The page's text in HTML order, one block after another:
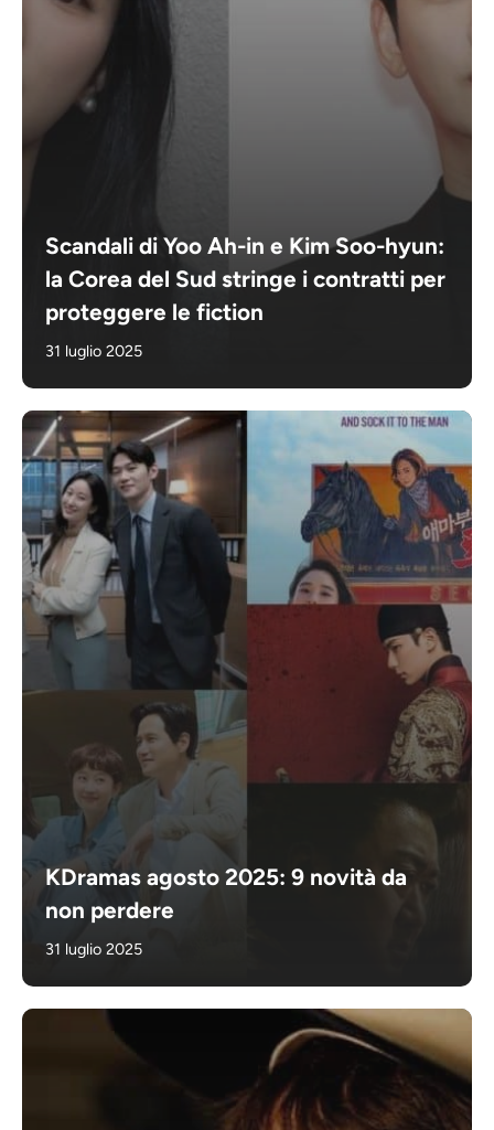
Scandali di Yoo Ah-in e Kim Soo-hyun:
la Corea del Sud stringe i contratti per
proteggere le fiction
31 luglio 2025
KDramas agosto 2025: 9 novità da
non perdere
31 luglio 2025